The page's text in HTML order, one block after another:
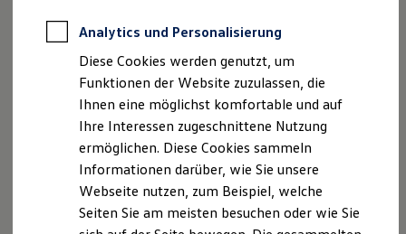
ProfiPartner für Gebrauchtwagen
Finanzierung
Für Privatkunden
Für Gewerbekunden
Leasing
Für Privatkunden
Für Gewerbekunden
Versicherungen & Garantien
Garantien
Kfz-Versicherung für Nutzfahrzeuge
Restschuldversicherung
Wartungsverträge
Datenschutzerklärung
Impressum
Schmidt & Hoffmann Neumünster
Schmidt & Hoffmann Neumünster GmbH & Co. KG
Geschäftsführer Hendrick Speck, Philip Bredenkamp,
Analytics und Personalisierung
Diese Cookies werden genutzt, um
Funktionen der Website zuzulassen, die
Ihnen eine möglichst komfortable und auf
Ihre Interessen zugeschnittene Nutzung
ermöglichen. Diese Cookies sammeln
Informationen darüber, wie Sie unsere
Webseite nutzen, zum Beispiel, welche
Seiten Sie am meisten besuchen oder wie Sie